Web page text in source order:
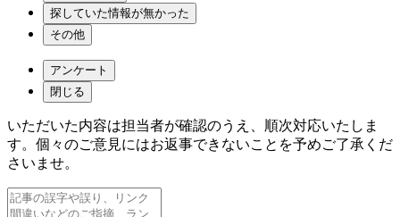
探していた情報が無かった
その他
アンケート
閉じる
いただいた内容は担当者が確認のうえ、順次対応いたしま
す。個々のご意見にはお返事できないことを予めご了承くだ
さいませ。